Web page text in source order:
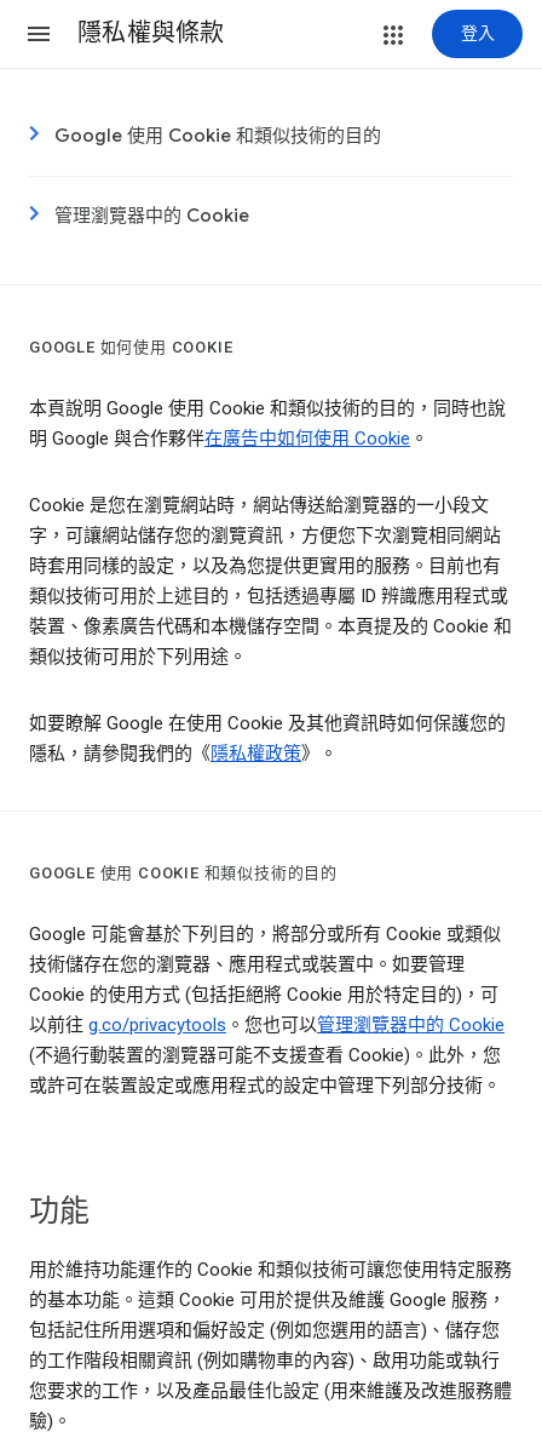
隱私權與條款 登入
Google 使用 Cookie 和類似技術的目的
管理瀏覽器中的 Cookie
GOOGLE 如何使用 COOKIE
本頁說明 Google 使用 Cookie 和類似技術的目的，同時也說
明 Google 與合作夥伴在廣告中如何使用 Cookie 。
Cookie 是您在瀏覽網站時，網站傳送給瀏覽器的一小段文
字，可讓網站儲存您的瀏覽資訊，方便您下次瀏覽相同網站
時套用同樣的設定，以及為您提供更實用的服務。目前也有
類似技術可用於上述目的，包括透過專屬 ID 辨識應用程式或
裝置、像素廣告代碼和本機儲存空間。本頁提及的 Cookie 和
類似技術可用於下列用途。
如要瞭解 Google 在使用 Cookie 及其他資訊時如何保護您的
隱私，請參閱我們的《隱私權政策》。
GOOGLE 使用 COOKIE 和類似技術的目的
Google 可能會基於下列目的，將部分或所有 Cookie 或類似
技術儲存在您的瀏覽器、應用程式或裝置中。如要管理
Cookie 的使用方式 (包括拒絕將 Cookie 用於特定目的)，可
以前往 g.co/privacytools 。您也可以管理瀏覽器中的 Cookie
(不過行動裝置的瀏覽器可能不支援查看 Cookie)。此外，您
或許可在裝置設定或應用程式的設定中管理下列部分技術。
功能
用於維持功能運作的 Cookie 和類似技術可讓您使用特定服務
的基本功能。這類 Cookie 可用於提供及維護 Google 服務，
包括記住所用選項和偏好設定 (例如您選用的語言)、儲存您
的工作階段相關資訊 (例如購物車的內容)、啟用功能或執行
您要求的工作，以及產品最佳化設定 (用來維護及改進服務體
驗)。